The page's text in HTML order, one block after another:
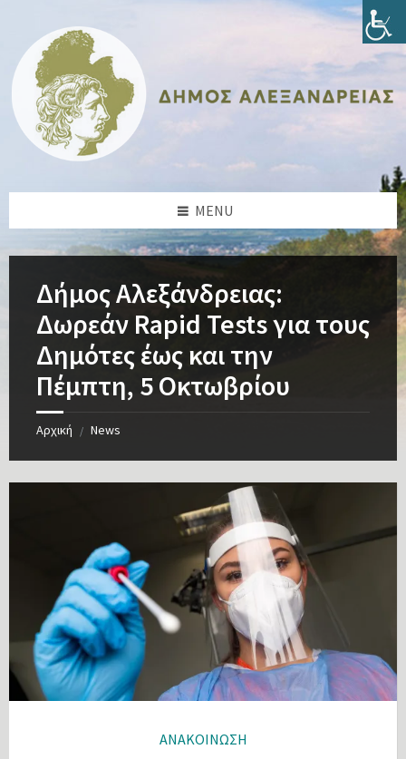
content
sidebar
sidebar
footer
MENU
Δήμος Αλεξάνδρειας:
Δωρεάν Rapid Tests για τους
Δημότες έως και την
Πέμπτη, 5 Οκτωβρίου
Αρχική / News
ΑΝΑΚΟΙΝΩΣΗ